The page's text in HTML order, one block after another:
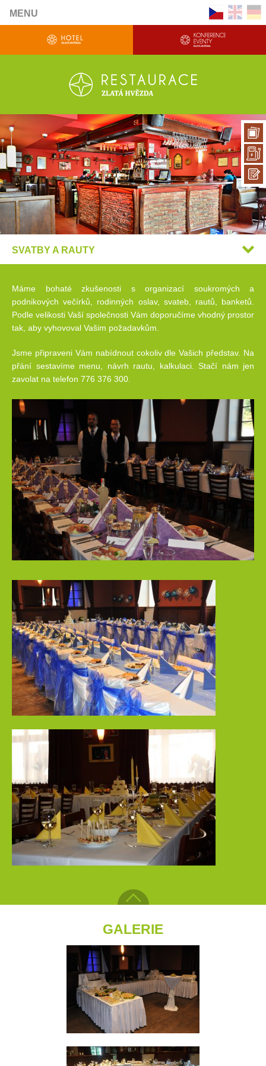
MENU
SVATBY A RAUTY
Máme bohaté zkušenosti s organizací soukromých a
podnikových večírků, rodinných oslav, svateb, rautů, banketů.
Podle velikosti Vaší společnosti Vám doporučíme vhodný prostor
tak, aby vyhovoval Vašim požadavkům.
Jsme připraveni Vám nabídnout cokoliv dle Vašich představ. Na
přání sestavíme menu, návrh rautu, kalkulaci. Stačí nám jen
zavolat na telefon 776 376 300.
GALERIE